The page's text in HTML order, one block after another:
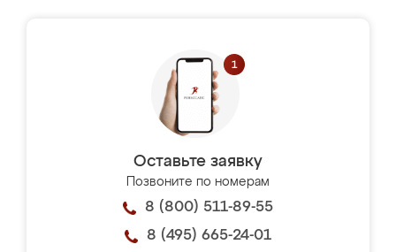
Оставьте заявку
Позвоните по номерам
8 (800) 511-89-55
8 (495) 665-24-01